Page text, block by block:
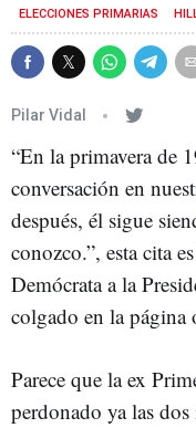
ELECCIONES PRIMARIAS
Pilar Vidal
“En la primavera de
conversación en
después, él sigue
conozco.”, esta cita
Demócrata a la
colgado en la página
Parece que la ex
perdonado ya las